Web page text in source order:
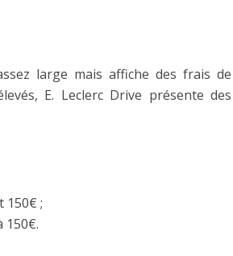
large mais affiche des frais de
E. Leclerc Drive présente des
150€ ;
150€.